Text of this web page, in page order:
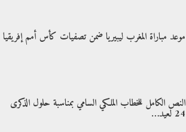
موعد مباراة المغرب ليبيريا ضمن تصفيات كأس أمم إفريقيا
النص الكامل للخطاب الملكي السامي بمناسبة حلول الذكرى
24 لعيد…